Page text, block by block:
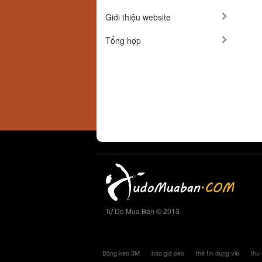
Giới thiệu website
Tổng hợp
Tự Do Mua Bán © 2013
Băng keo 3M báo giá seo thẻ tín dụng vib thu